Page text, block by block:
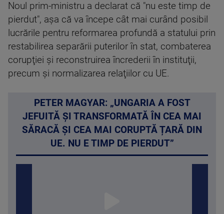
Noul prim-ministru a declarat că "nu este timp de
pierdut", aşa că va începe cât mai curând posibil
lucrările pentru reformarea profundă a statului prin
restabilirea separării puterilor în stat, combaterea
corupţiei şi reconstruirea încrederii în instituţii,
precum şi normalizarea relaţiilor cu UE.
PETER MAGYAR: „UNGARIA A FOST
JEFUITĂ ȘI TRANSFORMATĂ ÎN CEA MAI
SĂRACĂ ȘI CEA MAI CORUPTĂ ȚARĂ DIN
UE. NU E TIMP DE PIERDUT”